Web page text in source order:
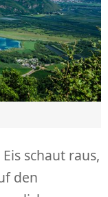
schaut raus,
den